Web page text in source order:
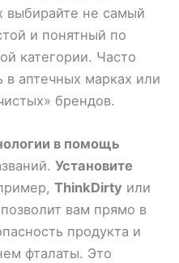
выбирайте не самый
и понятный по
категории. Часто
в аптечных марках или
брендов.
в помощь
Установите
ThinkDirty или
вам прямо в
продукта и
фталаты. Это